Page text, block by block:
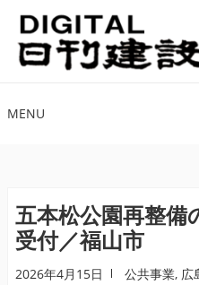
ナ
ビ
ゲ
シ
ス
キ
ッ
プ
コ
ン
テ
ツ
ッ
プ
MENU
五本松公園再整備
受付／福山市
2026年4月15日 公共事業, 広